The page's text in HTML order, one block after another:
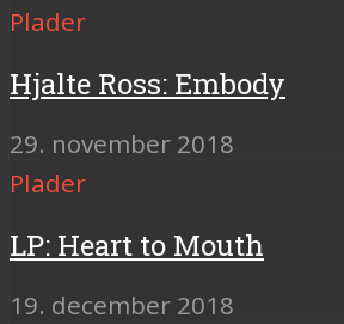
Plader
Hjalte Ross: Embody
29. november 2018
Plader
LP: Heart to Mouth
19. december 2018